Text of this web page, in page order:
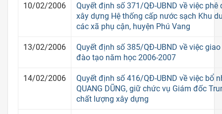
10/02/2006
Quyết định số 371/QĐ-UBND về việc
xây dựng Hệ thống cấp nước sạch Khu
các xã phụ cận, huyện Phú Vang
13/02/2006
Quyết định số 385/QĐ-UBND về việc
đào tạo năm học 2006-2007
14/02/2006
Quyết định số 416/QĐ-UBND về việc bổ
QUANG DŨNG, giữ chức vụ Giám đốc
chất lượng xây dựng